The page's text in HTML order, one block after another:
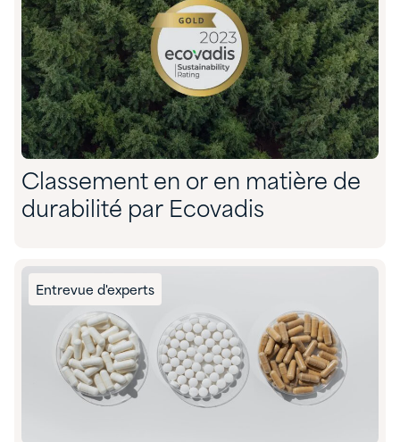
Classement en or en matière de
durabilité par Ecovadis
Entrevue d'experts